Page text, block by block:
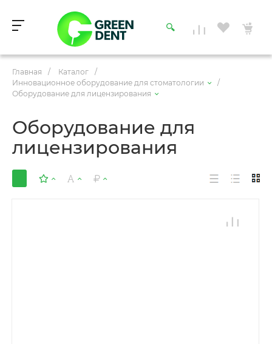
Главная / Каталог
/
Инновационное оборудование для стоматологии
/
Оборудование для лицензирования
Оборудование для
лицензирования